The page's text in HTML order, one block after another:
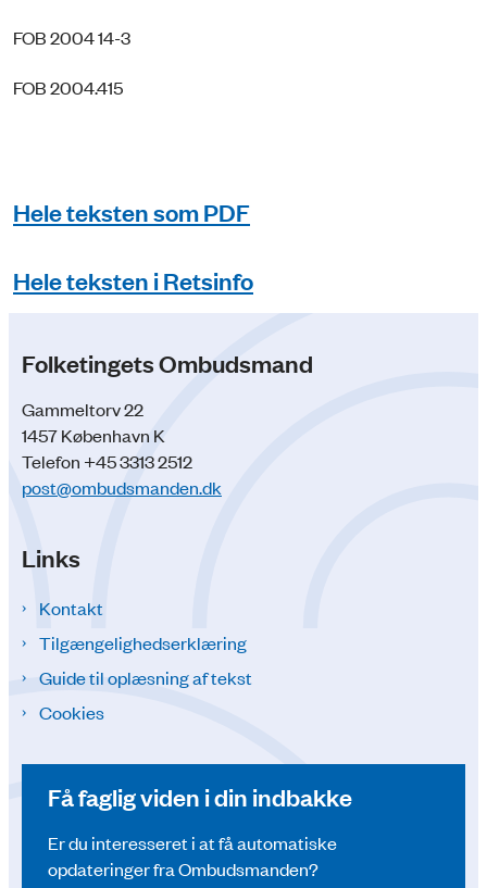
FOB 2004 14-3
FOB 2004.415
Hele teksten som PDF
Hele teksten i Retsinfo
Folketingets Ombudsmand
Gammeltorv 22
1457 København K
Telefon +45 3313 2512
post@ombudsmanden.dk
Links
Kontakt
Tilgængelighedserklæring
Guide til oplæsning af tekst
Cookies
Få faglig viden i din indbakke
Er du interesseret i at få automatiske
opdateringer fra Ombudsmanden?